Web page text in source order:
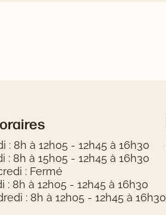
: 8h à 12h05 - 12h45 à 16h30
: 8h à 15h05 - 12h45 à 16h30
: Fermé
: 8h à 12h05 - 12h45 à 16h30
: 8h à 12h05 - 12h45 à 16h30